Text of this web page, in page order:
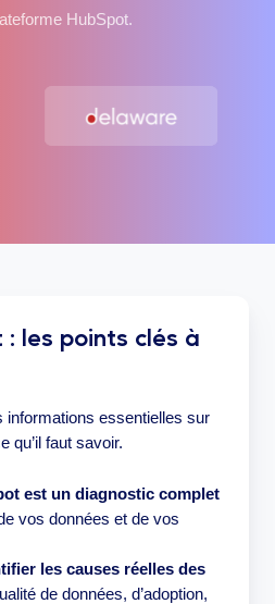
HubSpot.
les points clés à
informations essentielles sur
qu’il faut savoir.
est un diagnostic complet
vos données et de vos
les causes réelles des
de données, d’adoption,